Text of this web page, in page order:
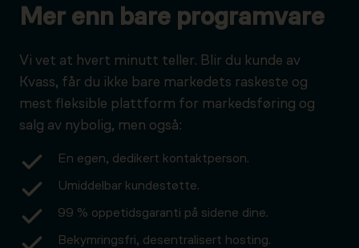
Mer enn bare programvare
Vi vet at hvert minutt teller. Blir du kunde av
Kvass, får du ikke bare markedets raskeste og
mest fleksible plattform for markedsføring og
salg av nybolig, men også:
En egen, dedikert kontaktperson.
Umiddelbar kundestøtte.
99 % oppetidsgaranti på sidene dine.
Bekymringsfri, desentralisert hosting.